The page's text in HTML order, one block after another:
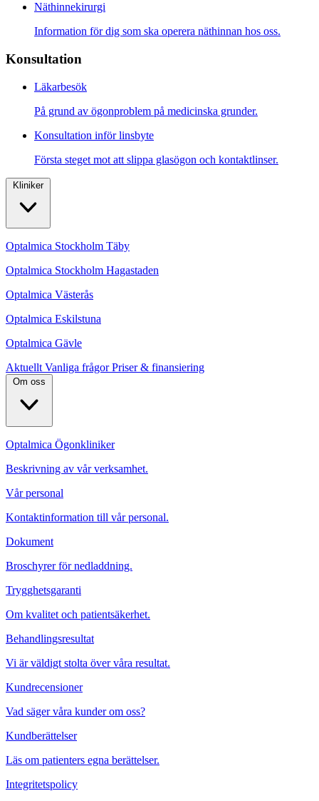
Näthinnekirurgi
Information för dig som ska operera näthinnan hos oss.
Konsultation
Läkarbesök
På grund av ögonproblem på medicinska grunder.
Konsultation inför linsbyte
Första steget mot att slippa glasögon och kontaktlinser.
Kliniker
Optalmica Stockholm Täby
Optalmica Stockholm Hagastaden
Optalmica Västerås
Optalmica Eskilstuna
Optalmica Gävle
Aktuellt Vanliga frågorPriser & finansiering
Om oss
Optalmica Ögonkliniker
Beskrivning av vår verksamhet.
Vår personal
Kontaktinformation till vår personal.
Dokument
Broschyrer för nedladdning.
Trygghetsgaranti
Om kvalitet och patientsäkerhet.
Behandlingsresultat
Vi är väldigt stolta över våra resultat.
Kundrecensioner
Vad säger våra kunder om oss?
Kundberättelser
Läs om patienters egna berättelser.
Integritetspolicy